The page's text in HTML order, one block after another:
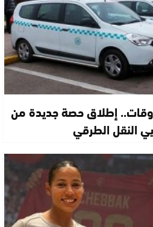
إطلاق حصة جديدة من
النقل الطرقي